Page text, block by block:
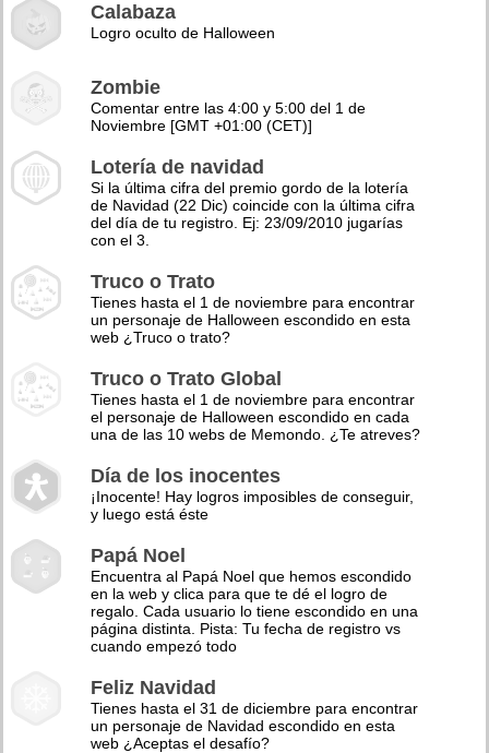
Calabaza
Logro oculto de Halloween
Zombie
Comentar entre las 4:00 y 5:00 del 1 de
Noviembre [GMT +01:00 (CET)]
Lotería de navidad
Si la última cifra del premio gordo de la lotería
de Navidad (22 Dic) coincide con la última cifra
del día de tu registro. Ej: 23/09/2010 jugarías
con el 3.
Truco o Trato
Tienes hasta el 1 de noviembre para encontrar
un personaje de Halloween escondido en esta
web ¿Truco o trato?
Truco o Trato Global
Tienes hasta el 1 de noviembre para encontrar
el personaje de Halloween escondido en cada
una de las 10 webs de Memondo. ¿Te atreves?
Día de los inocentes
¡Inocente! Hay logros imposibles de conseguir,
y luego está éste
Papá Noel
Encuentra al Papá Noel que hemos escondido
en la web y clica para que te dé el logro de
regalo. Cada usuario lo tiene escondido en una
página distinta. Pista: Tu fecha de registro vs
cuando empezó todo
Feliz Navidad
Tienes hasta el 31 de diciembre para encontrar
un personaje de Navidad escondido en esta
web ¿Aceptas el desafío?